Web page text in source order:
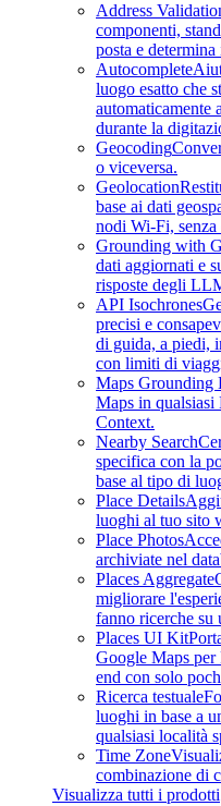
Address
componenti,
posta e
Autocomplete
luogo esatto che
automaticamente
durante la
Geocoding
o viceversa.
Geolocation
base ai dati
nodi Wi-Fi, senza
Grounding with
dati aggiornati e
risposte degli
API Isochrones
precisi e
di guida, a piedi,
con limiti di
Maps Grounding
Maps in
Context.
Nearby Search
specifica con la
base al tipo di
Place Details
luoghi al tuo sito
Place Photos
archiviate nel
Places Aggregate
migliorare
fanno ricerche su
Places UI Kit
Google Maps per
end con solo
Ricerca testuale
luoghi in base a
qualsiasi località
Time Zone
combinazione di
Visualizza tutti i prodotti